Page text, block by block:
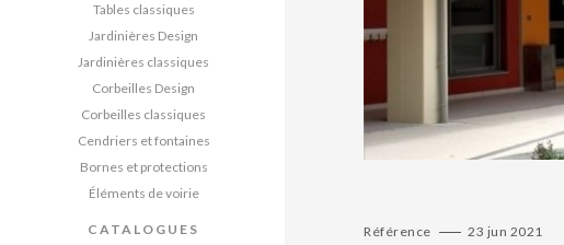
Tables classiques
Jardinières Design
Jardinières classiques
Corbeilles Design
Corbeilles classiques
Cendriers et fontaines
Bornes et protections
Éléments de voirie
CATALOGUES
Référence 23 jun 2021